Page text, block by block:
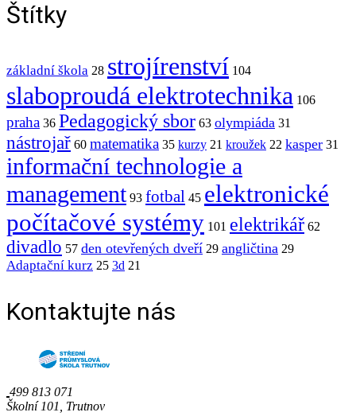
Štítky
základní škola 28 strojírenství 104
slaboproudá elektrotechnika 106
praha 36 Pedagogický sbor 63 olympiáda 31
nástrojař 60 matematika 35 kurzy 21 kroužek 22 kasper 31
informační technologie a
management 93 fotbal 45 elektronické
počítačové systémy 101 elektrikář 62
divadlo 57 den otevřených dveří 29 angličtina 29
Adaptační kurz 25 3d 21
Kontaktujte nás
499 813 071
Školní 101, Trutnov